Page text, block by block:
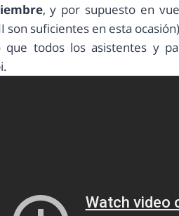
, y por supuesto en
son suficientes en esta
todos los asistentes y